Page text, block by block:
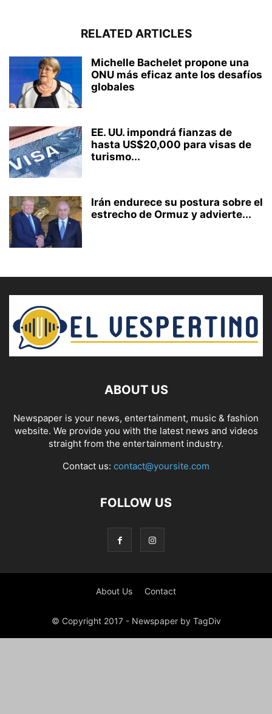
RELATED ARTICLES
Michelle Bachelet propone una
ONU más eficaz ante los desafíos
globales
EE. UU. impondrá fianzas de
hasta US$20,000 para visas de
turismo...
Irán endurece su postura sobre el
estrecho de Ormuz y advierte...
ABOUT US
Newspaper is your news, entertainment, music & fashion
website. We provide you with the latest news and videos
straight from the entertainment industry.
Contact us: contact@yoursite.com
FOLLOW US
About Us Contact
© Copyright 2017 - Newspaper by TagDiv